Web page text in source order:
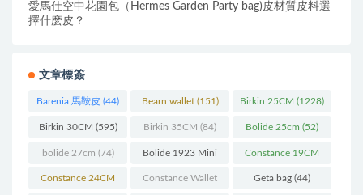
愛馬仕空中花園包（Hermes Garden Party bag)皮材質皮料選
擇什麽皮？
文章標簽
Barenia 馬鞍皮 (44) Bearn wallet(151) Birkin 25CM (1228)
Birkin 30CM (595) Birkin 35CM (84) Bolide 25cm (52)
bolide 27cm (74) Bolide 1923 Mini
(93)
Constance 19CM
(571)
Constance 24CM Constance Wallet Geta bag (44)